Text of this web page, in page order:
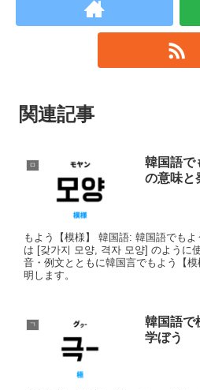
関連記事
ㅁ
韓国語で
の意味と
もよう【模様】 韓国語: 韓国語でも
は [갖가지 모양, 격자 모양] のように
音・例文とともに韓国言でもよう【
明します。
ㄱ
韓国語で
学ぼう